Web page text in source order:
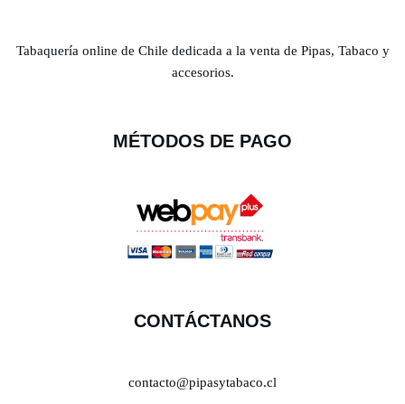
Tabaquería online de Chile dedicada a la venta de Pipas, Tabaco y
accesorios.
MÉTODOS DE PAGO
CONTÁCTANOS
contacto@pipasytabaco.cl